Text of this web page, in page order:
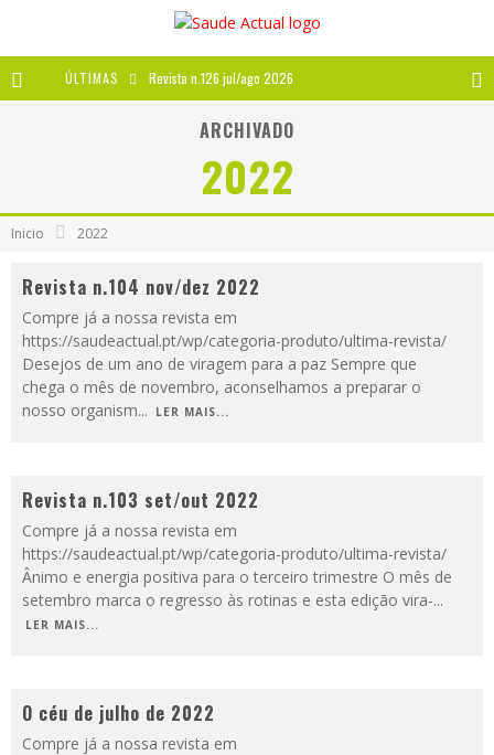
ÚLTIMAS Revista n.126 jul/ago 2026
Revista n.125 mai/jun 2026
Revista n.124 mar/abr 2026
A IMPORTÂNCIA DOS ANTIOXIDANTES
ARCHIVADO
2022
Inicio 2022
Revista n.104 nov/dez 2022
Compre já a nossa revista em
https://saudeactual.pt/wp/categoria-produto/ultima-revista/
Desejos de um ano de viragem para a paz Sempre que
chega o mês de novembro, aconselhamos a preparar o
nosso organism... LER MAIS...
Revista n.103 set/out 2022
Compre já a nossa revista em
https://saudeactual.pt/wp/categoria-produto/ultima-revista/
Ânimo e energia positiva para o terceiro trimestre O mês de
setembro marca o regresso às rotinas e esta edição vira-...
LER MAIS...
O céu de julho de 2022
Compre já a nossa revista em